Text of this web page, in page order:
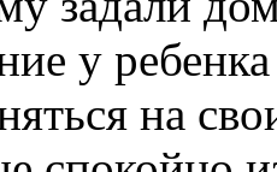
у
на